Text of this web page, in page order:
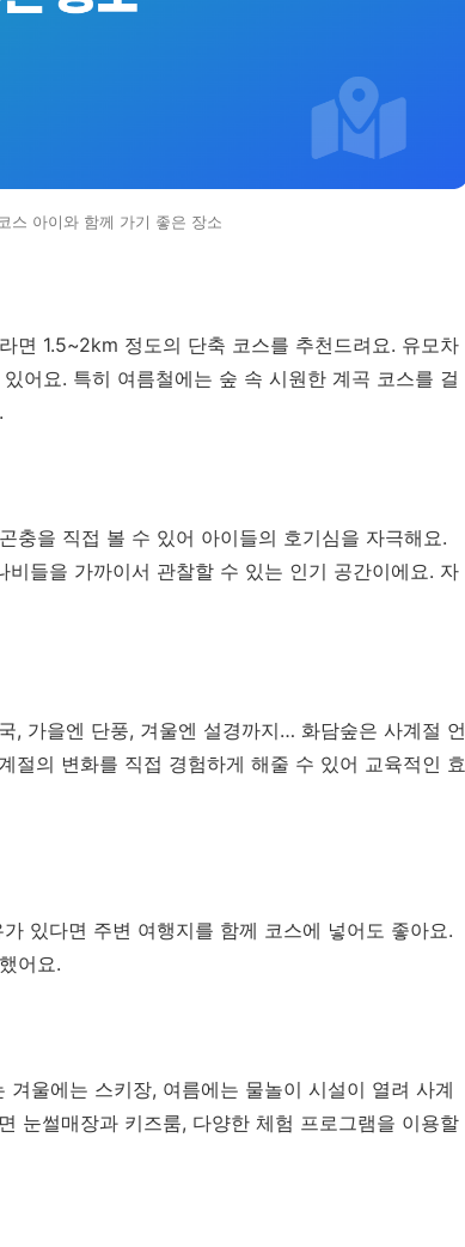
스 아이와 함께 가기 좋은 장소
면 1.5~2km 정도의 단축 코스를 추천드려요. 유모차
어요. 특히 여름철에는 숲 속 시원한 계곡 코스를 걸
충을 직접 볼 수 있어 아이들의 호기심을 자극해요.
비들을 가까이서 관찰할 수 있는 인기 공간이에요. 자
, 가을엔 단풍, 겨울엔 설경까지… 화담숲은 사계절 언
절의 변화를 직접 경험하게 해줄 수 있어 교육적인 효
있다면 주변 여행지를 함께 코스에 넣어도 좋아요.
어요.
울에는 스키장, 여름에는 물놀이 시설이 열려 사계
눈썰매장과 키즈룸, 다양한 체험 프로그램을 이용할